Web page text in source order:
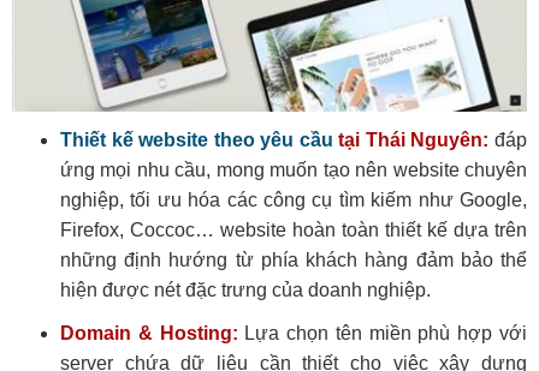
Thiết kế website theo yêu cầu tại Thái Nguyên: đáp
ứng mọi nhu cầu, mong muốn tạo nên website chuyên
nghiệp, tối ưu hóa các công cụ tìm kiếm như Google,
Firefox, Coccoc… website hoàn toàn thiết kế dựa trên
những định hướng từ phía khách hàng đảm bảo thể
hiện được nét đặc trưng của doanh nghiệp.
Domain & Hosting: Lựa chọn tên miền phù hợp với
server chứa dữ liệu cần thiết cho việc xây dựng